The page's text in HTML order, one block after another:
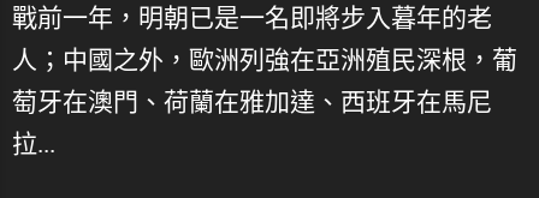
戰前一年，明朝已是一名即將步入暮年的老
人；中國之外，歐洲列強在亞洲殖民深根，葡
萄牙在澳門、荷蘭在雅加達、西班牙在馬尼
拉...